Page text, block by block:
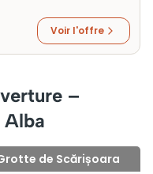
Voir l'offre
–
Alba
de Scărișoara